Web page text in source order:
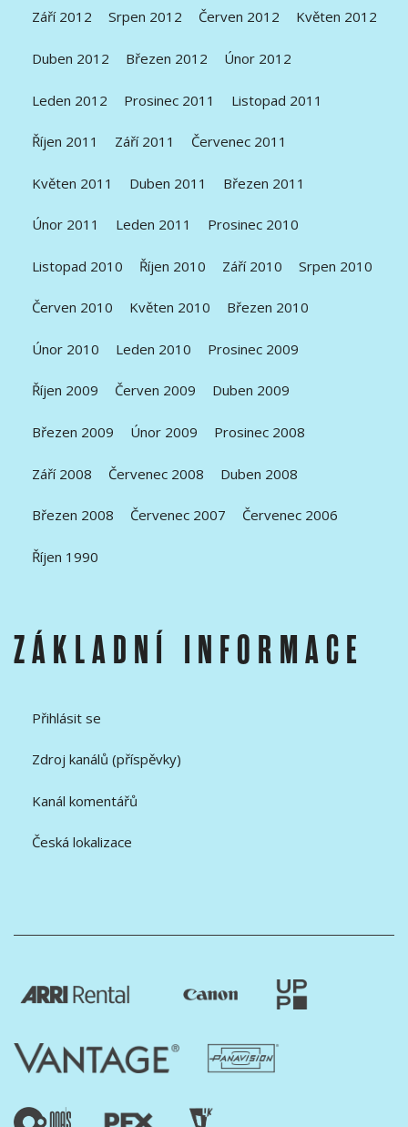
Září 2012 Srpen 2012 Červen 2012 Květen 2012
Duben 2012 Březen 2012 Únor 2012
Leden 2012 Prosinec 2011 Listopad 2011
Říjen 2011 Září 2011 Červenec 2011
Květen 2011 Duben 2011 Březen 2011
Únor 2011 Leden 2011 Prosinec 2010
Listopad 2010 Říjen 2010 Září 2010 Srpen 2010
Červen 2010 Květen 2010 Březen 2010
Únor 2010 Leden 2010 Prosinec 2009
Říjen 2009 Červen 2009 Duben 2009
Březen 2009 Únor 2009 Prosinec 2008
Září 2008 Červenec 2008 Duben 2008
Březen 2008 Červenec 2007 Červenec 2006
Říjen 1990
ZÁKLADNÍ INFORMACE
Přihlásit se
Zdroj kanálů (příspěvky)
Kanál komentářů
Česká lokalizace